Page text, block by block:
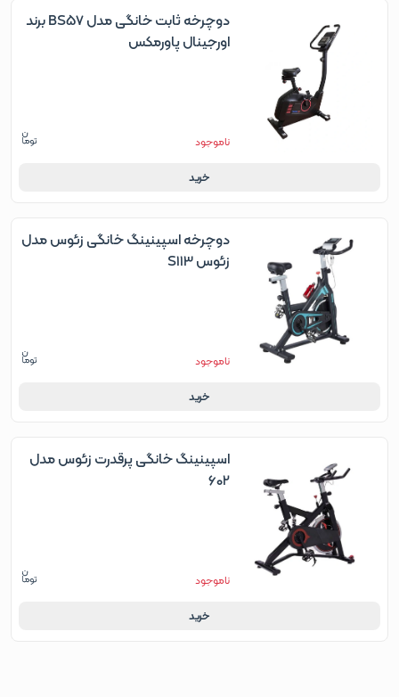
دوچرخه ثابت خانگی مدل BS57 برند
اورجینال پاورمکس
ناموجود
خرید
دوچرخه اسپینینگ خانگی زئوس مدل
زئوس S113
ناموجود
خرید
اسپینینگ خانگی پرقدرت زئوس مدل
602
ناموجود
خرید